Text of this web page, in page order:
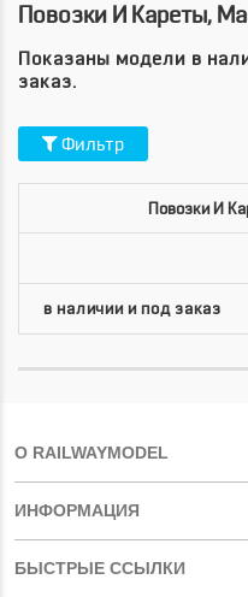
Повозки И Кареты,
Показаны модели в
заказ.
Фильтр
Повозки И
О RAILWAYMODEL
ИНФОРМАЦИЯ
БЫСТРЫЕ ССЫЛКИ